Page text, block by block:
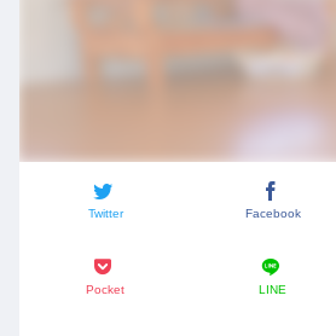
Twitter Facebook
Pocket LINE